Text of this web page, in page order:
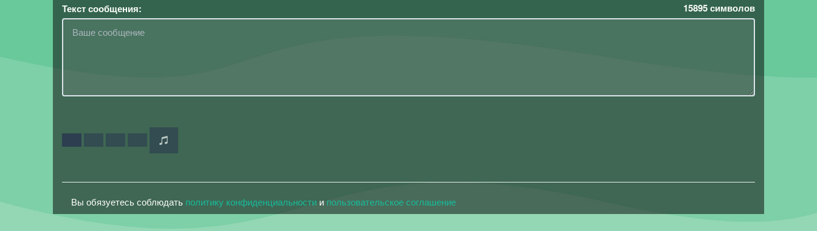
Текст сообщения: 15895символов
Вы обязуетесь соблюдать политику конфиденциальности и пользовательское соглашение